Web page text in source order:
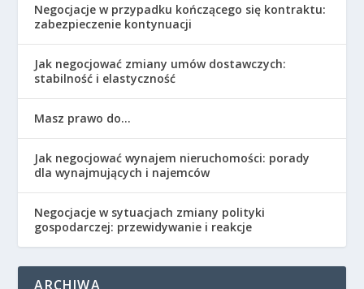
Negocjacje w przypadku kończącego się kontraktu:
zabezpieczenie kontynuacji
Jak negocjować zmiany umów dostawczych:
stabilność i elastyczność
Masz prawo do…
Jak negocjować wynajem nieruchomości: porady
dla wynajmujących i najemców
Negocjacje w sytuacjach zmiany polityki
gospodarczej: przewidywanie i reakcje
ARCHIWA